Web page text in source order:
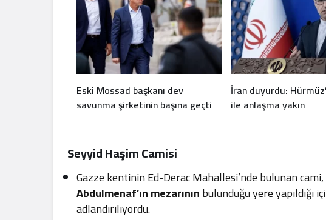
Eski Mossad başkanı dev
savunma şirketinin başına geçti
İran duyurdu:
ile anlaşma yakın
Seyyid Haşim Camisi
Gazze kentinin Ed-Derac Mahallesi’nde bulunan cami,
Abdulmenaf’ın mezarınınbulunduğu yere yapıldığı
adlandırılıyordu.